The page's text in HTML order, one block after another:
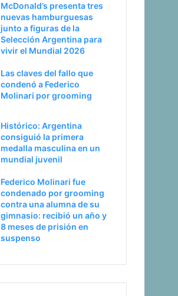
r
i
o
á
g
i
a
McDonald’s presenta tres
nuevas hamburguesas
junto a figuras de la
Selección Argentina para
vivir el Mundial 2026
Las claves del fallo que
condenó a Federico
Molinari por grooming
Histórico: Argentina
consiguió la primera
medalla masculina en un
mundial juvenil
Federico Molinari fue
condenado por grooming
contra una alumna de su
gimnasio: recibió un año y
8 meses de prisión en
suspenso